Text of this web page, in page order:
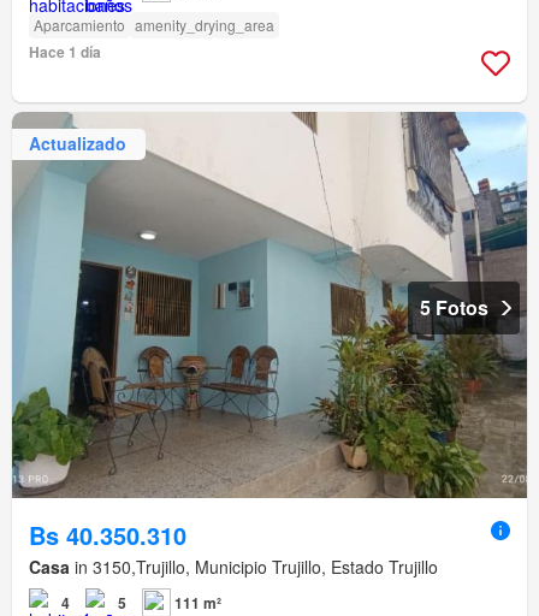
Aparcamiento amenity_drying_area
Hace 1 día
Actualizado
5 Fotos
Bs 40.350.310
Casa in 3150,Trujillo, Municipio Trujillo, Estado Trujillo
4 5 111 m²